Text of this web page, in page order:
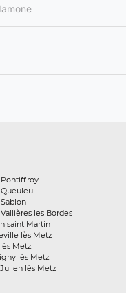
les Bordes
saint Martin
lès Metz
Metz
lès Metz
lès Metz